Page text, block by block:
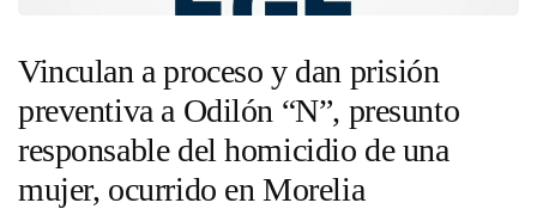
Vinculan a proceso y dan prisión
preventiva a Odilón “N”, presunto
responsable del homicidio de una
mujer, ocurrido en Morelia